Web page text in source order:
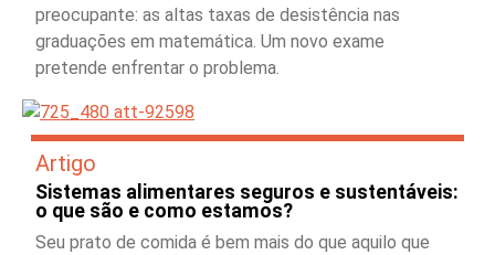
preocupante: as altas taxas de desistência nas
graduações em matemática. Um novo exame
pretende enfrentar o problema.
Artigo
Sistemas alimentares seguros e sustentáveis:
o que são e como estamos?
Seu prato de comida é bem mais do que aquilo que